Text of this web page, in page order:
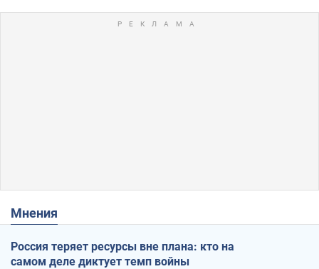
Мнения
Россия теряет ресурсы вне плана: кто на
самом деле диктует темп войны